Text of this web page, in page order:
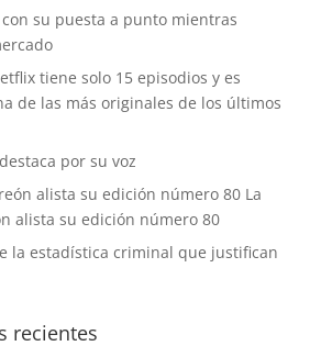
con su puesta a punto mientras
tiene solo 15 episodios y es
de las más originales de los últimos
por su voz
alista su edición número 80 La
alista su edición número 80
la estadística criminal que justifican
recientes